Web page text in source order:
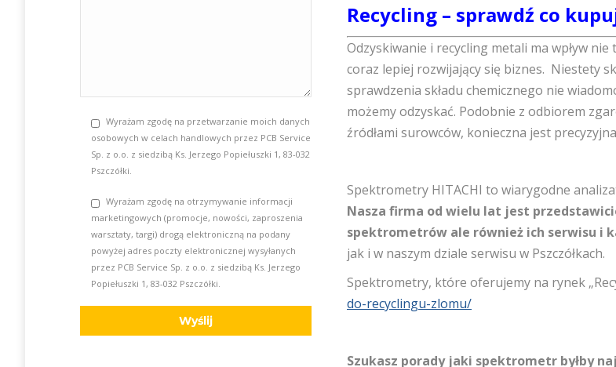
Recycling – sprawdź co
Odzyskiwanie i recycling metali ma wpływ
coraz lepiej rozwijający się biznes. Niestety
sprawdzenia składu chemicznego nie
możemy odzyskać. Podobnie z odbiorem
źródłami surowców, konieczna jest
Spektrometry HITACHI to wiarygodne
Nasza firma od wielu lat jest
spektrometrów ale również ich serwisu i
jak i w naszym dziale serwisu w Pszczółkach.
Spektrometry, które oferujemy na rynek
do-recyclingu-zlomu/
Szukasz porady jaki spektrometr byłby
Wyrażam zgodę na przetwarzanie moich danych
osobowych w celach handlowych przez PCB Service
Sp. z o.o. z siedzibą Ks. Jerzego Popiełuszki 1, 83-032
Pszczółki.
Wyrażam zgodę na otrzymywanie informacji
marketingowych (promocje, nowości, zaproszenia
warsztaty, targi) drogą elektroniczną na podany
powyżej adres poczty elektronicznej wysyłanych
przez PCB Service Sp. z o.o. z siedzibą Ks. Jerzego
Popiełuszki 1, 83-032 Pszczółki.